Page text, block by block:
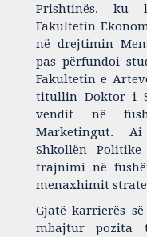
Prishtinës, ku
Fakultetin
në drejtimin
pas përfundoi
Fakultetin e
titullin Doktor i
vendit në
Marketingut.
Shkollën
trajnimi në
menaxhimit
Gjatë karrierës
mbajtur pozita